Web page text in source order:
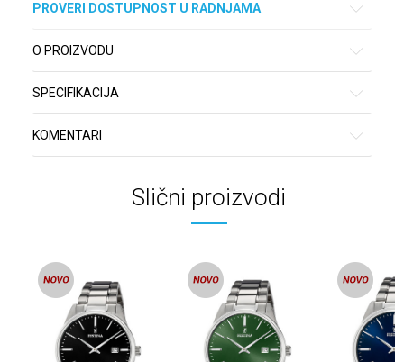
PROVERI DOSTUPNOST U RADNJAMA
O PROIZVODU
SPECIFIKACIJA
KOMENTARI
Slični proizvodi